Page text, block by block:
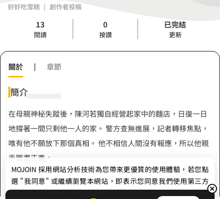
好好吃雪糕 | 創作者投稿
13
閱讀
0
按讚
已完結
更新
關於 | 章節
簡介
在母親神秘失蹤後，陳河若獨自經營起家中的麵店，日復一日
地撐著一間只剩他一人的家。 警方查無進展，記者轉移焦點，
唯有他不願放下那個真相。 他不相信人間沒有報應，所以他親
手策畫正義。
MOJOIN 採用網站分析技術為您帶來更優質的使用體驗，若您點
選 "我同意" 或繼續瀏覽本網站，即表示您同意我們使用第三方
Cookie，欲瞭解更多資訊請見隱私權政策。